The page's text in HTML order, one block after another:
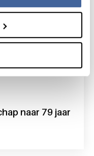
naar 79 jaar
donorschap naar